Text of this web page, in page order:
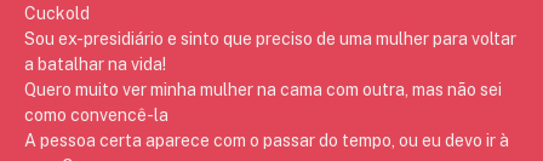
Cuckold
Sou ex-presidiário e sinto que preciso de uma mulher para voltar
a batalhar na vida!
Quero muito ver minha mulher na cama com outra, mas não sei
como convencê-la
A pessoa certa aparece com o passar do tempo, ou eu devo ir à